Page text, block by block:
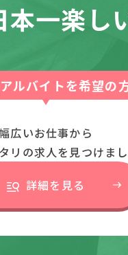
本一楽し
ルバイトを希望の
幅広いお仕事から
リの求人を見つけまし
詳細を見る